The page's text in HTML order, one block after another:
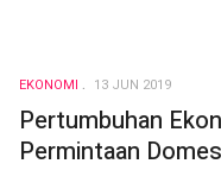
EKONOMI 13 JUN 2019
Pertumbuhan
Permintaan